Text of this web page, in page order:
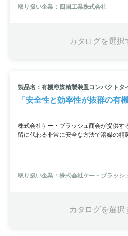
取り扱い企業：四国工業株式会社
カタログを選択
製品名：有機溶媒精製装置コンパクトタ
「安全性と効率性が抜群の有
株式会社ケー・ブラッシュ商会が提供す
留に代わる非常に安全な方法で溶媒の精
連結管が搭載されており、不活性雰囲気
能。さらに、精製した溶媒の酸素・水分
きるのが特徴。高い安全性と効率性を兼
化学機器の分野で重要な役割を果たすこ
取り扱い企業：株式会社ケー・ブラッシ
カタログを選択